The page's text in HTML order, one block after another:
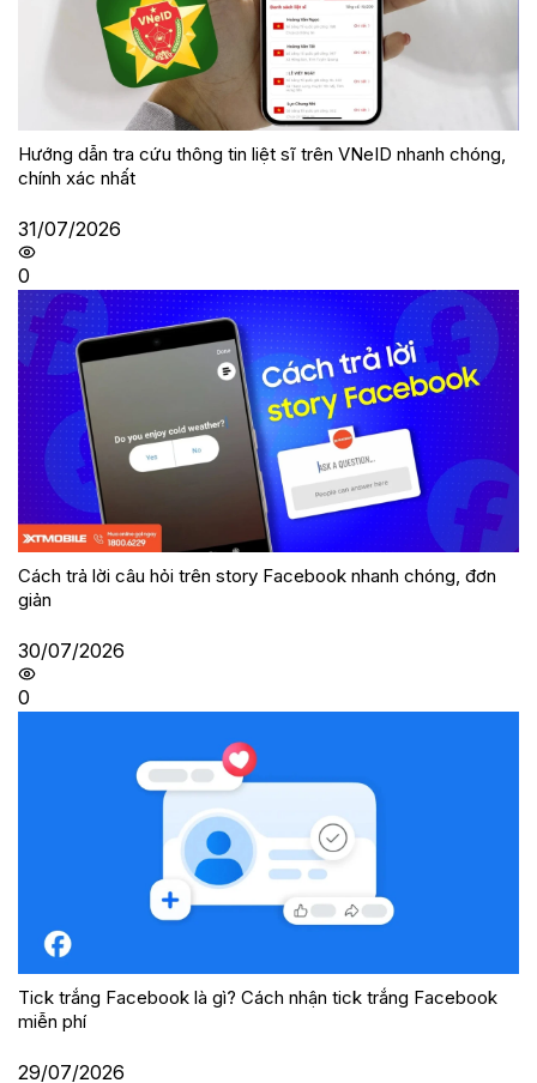
Hướng dẫn tra cứu thông tin liệt sĩ trên VNeID nhanh chóng,
chính xác nhất
31/07/2026
0
Cách trả lời câu hỏi trên story Facebook nhanh chóng, đơn
giản
30/07/2026
0
Tick trắng Facebook là gì? Cách nhận tick trắng Facebook
miễn phí
29/07/2026